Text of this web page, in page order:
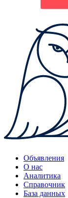
Объявления
О нас
Аналитика
Справочник
База данных